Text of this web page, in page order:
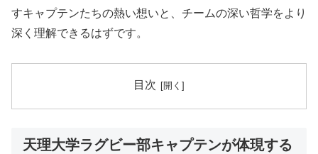
すキャプテンたちの熱い想いと、チームの深い哲学をより
深く理解できるはずです。
目次
天理大学ラグビー部キャプテンが体現する